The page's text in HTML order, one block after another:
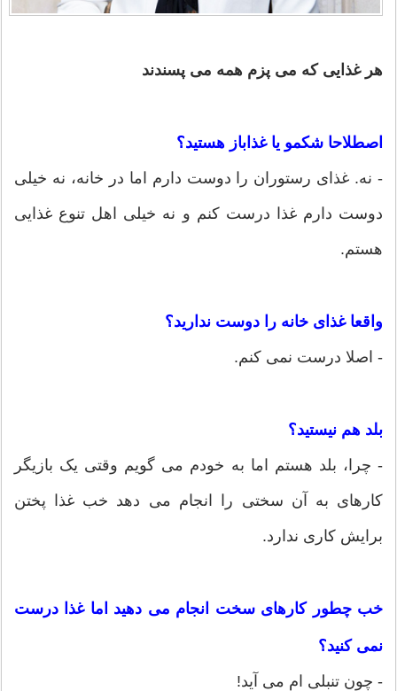
هر غذایی که می پزم همه می پسندند
اصطلاحا شکمو یا غذاباز هستید؟
- نه. غذای رستوران را دوست دارم اما در خانه، نه خیلی
دوست دارم غذا درست کنم و نه خیلی اهل تنوع غذایی
هستم.
واقعا غذای خانه را دوست ندارید؟
- اصلا درست نمی کنم.
بلد هم نیستید؟
- چرا، بلد هستم اما به خودم می گویم وقتی یک بازیگر
کارهای به آن سختی را انجام می دهد خب غذا پختن
برایش کاری ندارد.
خب چطور کارهای سخت انجام می دهید اما غذا درست
نمی کنید؟
- چون تنبلی ام می آید!